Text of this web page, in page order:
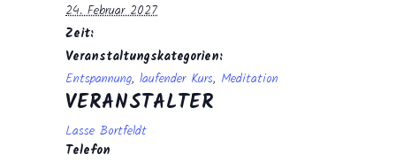
24. Februar 2027
Zeit:
Veranstaltungskategorien:
Entspannung, laufender Kurs, Meditation
VERANSTALTER
Lasse Bortfeldt
Telefon